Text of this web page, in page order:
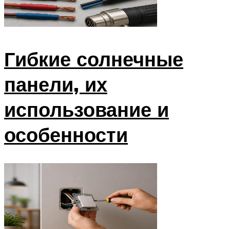
Гибкие солнечные
панели, их
использование и
особенности